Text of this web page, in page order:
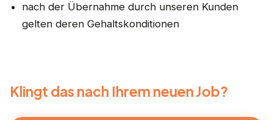
nach der Übernahme durch unseren Kunden
gelten deren Gehaltskonditionen
Klingt das nach Ihrem neuen Job?